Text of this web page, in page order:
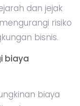
dan jejak
risiko
bisnis.
biaya
biaya